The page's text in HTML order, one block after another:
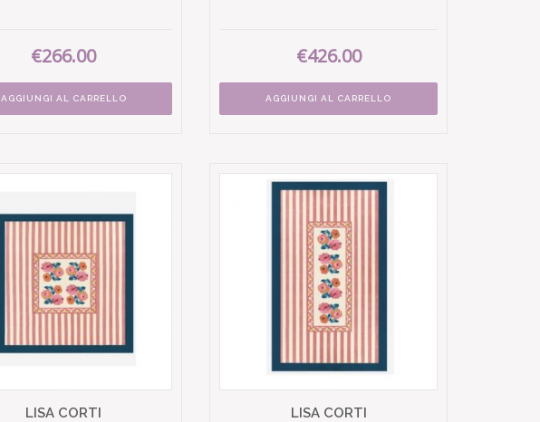
€266.00
AGGIUNGI AL CARRELLO
€426.00
AGGIUNGI AL CARRELLO
LISA CORTI LISA CORTI